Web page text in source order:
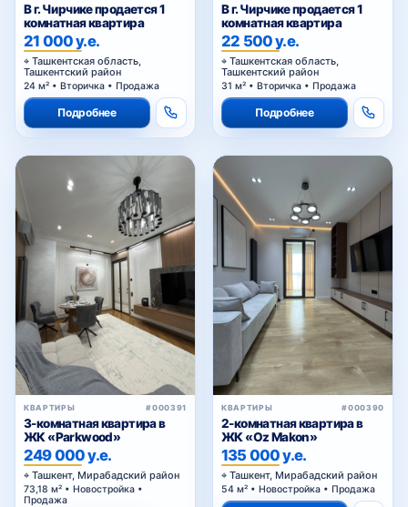
В г. Чирчике продается 1
комнатная квартира
21 000 у.е.
Ташкентская область,
Ташкентский район
24 м² • Вторичка • Продажа
Подробнее
В г. Чирчике продается 1
комнатная квартира
22 500 у.е.
Ташкентская область,
Ташкентский район
31 м² • Вторичка • Продажа
Подробнее
КВАРТИРЫ #000391
3-комнатная квартира в
ЖК «Parkwood»
249 000 у.е.
Ташкент, Мирабадский район
73,18 м² • Новостройка •
Продажа
КВАРТИРЫ #000390
2-комнатная квартира в
ЖК «Oz Makon»
135 000 у.е.
Ташкент, Мирабадский район
54 м² • Новостройка • Продажа